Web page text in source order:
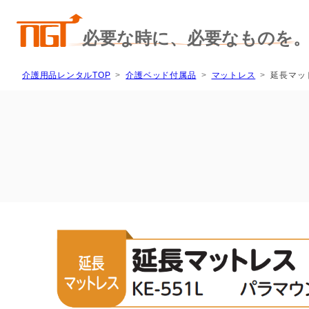
介護用品レンタルTOP 介護ベッド付属品 マットレス 延長マッ